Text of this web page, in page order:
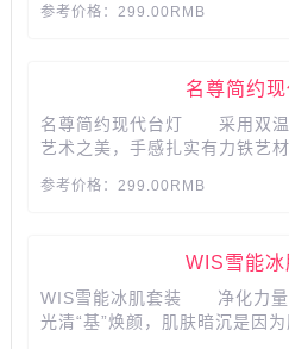
验太空的奥妙。...
参考价格：299.00RMB
名尊简约
名尊简约现代台灯 采用双温
艺术之美，手感扎实有力铁艺
你在舒适中安然入睡。...
参考价格：299.00RMB
WIS雪能
WIS雪能冰肌套装 净化力量
光清“基”焕颜，肌肤暗沉是因